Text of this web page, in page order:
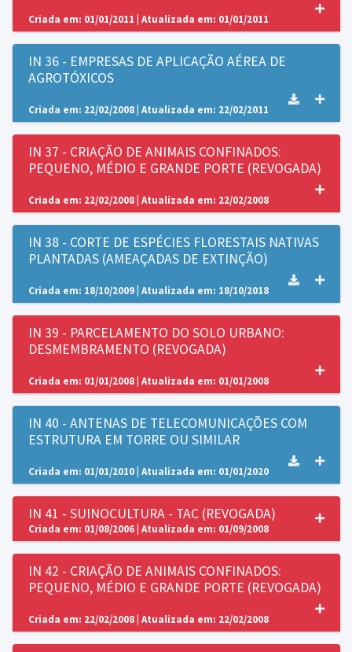
Criada em: 01/01/2011 | Atualizada em: 01/01/2011
IN 36 - EMPRESAS DE APLICAÇÃO AÉREA DE
AGROTÓXICOS
Criada em: 22/02/2008 | Atualizada em: 22/02/2011
IN 37 - CRIAÇÃO DE ANIMAIS CONFINADOS:
PEQUENO, MÉDIO E GRANDE PORTE (REVOGADA)
Criada em: 22/02/2008 | Atualizada em: 22/02/2008
IN 38 - CORTE DE ESPÉCIES FLORESTAIS NATIVAS
PLANTADAS (AMEAÇADAS DE EXTINÇÃO)
Criada em: 18/10/2009 | Atualizada em: 18/10/2018
IN 39 - PARCELAMENTO DO SOLO URBANO:
DESMEMBRAMENTO (REVOGADA)
Criada em: 01/01/2008 | Atualizada em: 01/01/2008
IN 40 - ANTENAS DE TELECOMUNICAÇÕES COM
ESTRUTURA EM TORRE OU SIMILAR
Criada em: 01/01/2010 | Atualizada em: 01/01/2020
IN 41 - SUINOCULTURA - TAC (REVOGADA)
Criada em: 01/08/2006 | Atualizada em: 01/09/2008
IN 42 - CRIAÇÃO DE ANIMAIS CONFINADOS:
PEQUENO, MÉDIO E GRANDE PORTE (REVOGADA)
Criada em: 22/02/2008 | Atualizada em: 22/02/2008